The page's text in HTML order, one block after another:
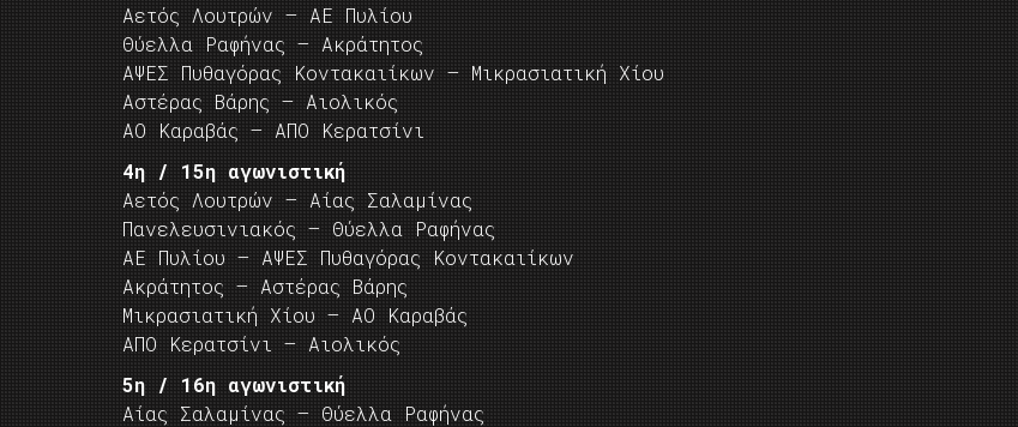
Αετός Λουτρών – ΑΕ Πυλίου
Θύελλα Ραφήνας – Ακράτητος
ΑΨΕΣ Πυθαγόρας Κοντακαιίκων – Μικρασιατική Χίου
Αστέρας Βάρης – Αιολικός
ΑΟ Καραβάς – ΑΠΟ Κερατσίνι
4η / 15η αγωνιστική
Αετός Λουτρών – Αίας Σαλαμίνας
Πανελευσινιακός – Θύελλα Ραφήνας
ΑΕ Πυλίου – ΑΨΕΣ Πυθαγόρας Κοντακαιίκων
Ακράτητος – Αστέρας Βάρης
Μικρασιατική Χίου – ΑΟ Καραβάς
ΑΠΟ Κερατσίνι – Αιολικός
5η / 16η αγωνιστική
Αίας Σαλαμίνας – Θύελλα Ραφήνας